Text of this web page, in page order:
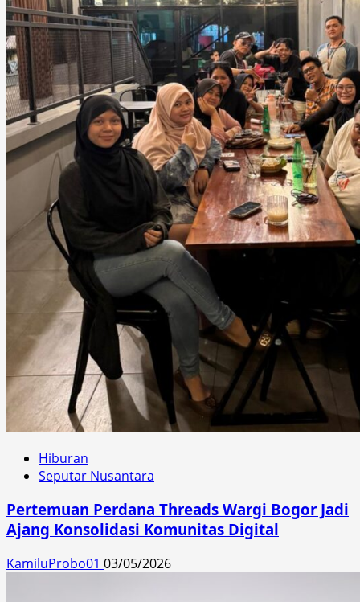
Hiburan
Seputar Nusantara
Pertemuan Perdana Threads Wargi Bogor Jadi
Ajang Konsolidasi Komunitas Digital
KamiluProbo01 03/05/2026